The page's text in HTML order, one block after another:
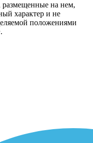
размещенные на нем,
характер и не
положениями